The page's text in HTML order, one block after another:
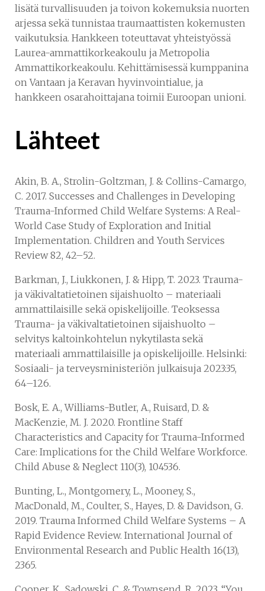
lisätä turvallisuuden ja toivon kokemuksia nuorten
arjessa sekä tunnistaa traumaattisten kokemusten
vaikutuksia. Hankkeen toteuttavat yhteistyössä
Laurea-ammattikorkeakoulu ja Metropolia
Ammattikorkeakoulu. Kehittämisessä kumppanina
on Vantaan ja Keravan hyvinvointialue, ja
hankkeen osarahoittajana toimii Euroopan unioni.
Lähteet
Akin, B. A., Strolin-Goltzman, J. & Collins-Camargo,
C. 2017. Successes and Challenges in Developing
Trauma-Informed Child Welfare Systems: A Real-
World Case Study of Exploration and Initial
Implementation. Children and Youth Services
Review 82, 42–52.
Barkman, J., Liukkonen, J. & Hipp, T. 2023. Trauma-
ja väkivaltatietoinen sijaishuolto – materiaali
ammattilaisille sekä opiskelijoille. Teoksessa
Trauma- ja väkivaltatietoinen sijaishuolto –
selvitys kaltoinkohtelun nykytilasta sekä
materiaali ammattilaisille ja opiskelijoille. Helsinki:
Sosiaali- ja terveysministeriön julkaisuja 2023:35,
64–126.
Bosk, E. A., Williams-Butler, A., Ruisard, D. &
MacKenzie, M. J. 2020. Frontline Staff
Characteristics and Capacity for Trauma-Informed
Care: Implications for the Child Welfare Workforce.
Child Abuse & Neglect 110(3), 104536.
Bunting, L., Montgomery, L., Mooney, S.,
MacDonald, M., Coulter, S., Hayes, D. & Davidson, G.
2019. Trauma Informed Child Welfare Systems – A
Rapid Evidence Review. International Journal of
Environmental Research and Public Health 16(13),
2365.